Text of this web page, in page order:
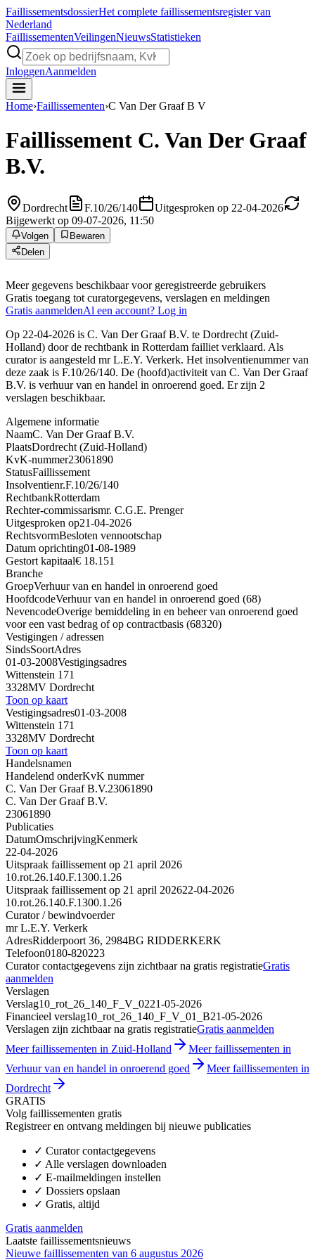
FaillissementsdossierHet complete faillissementsregister van
Nederland
FaillissementenVeilingenNieuwsStatistieken
InloggenAanmelden
Home›Faillissementen›C Van Der Graaf B V
Faillissement C. Van Der Graaf
B.V.
Dordrecht F.10/26/140
Uitgesproken op 22-04-2026
Bijgewerkt op 09-07-2026, 11:50
Volgen
Bewaren
Delen
Meer gegevens beschikbaar voor geregistreerde gebruikers
Gratis toegang tot curatorgegevens, verslagen en meldingen
Gratis aanmeldenAl een account? Log in
Op 22-04-2026 is C. Van Der Graaf B.V. te Dordrecht (Zuid-
Holland) door de rechtbank in Rotterdam failliet verklaard. Als
curator is aangesteld mr L.E.Y. Verkerk. Het insolventienummer van
deze zaak is F.10/26/140. De (hoofd)activiteit van C. Van Der Graaf
B.V. is verhuur van en handel in onroerend goed. Er zijn 2
verslagen beschikbaar.
Algemene informatie
NaamC. Van Der Graaf B.V.
PlaatsDordrecht (Zuid-Holland)
KvK-nummer23061890
StatusFaillissement
Insolventienr.F.10/26/140
RechtbankRotterdam
Rechter-commissarismr. C.G.E. Prenger
Uitgesproken op21-04-2026
RechtsvormBesloten vennootschap
Datum oprichting01-08-1989
Gestort kapitaal€ 18.151
Branche
GroepVerhuur van en handel in onroerend goed
HoofdcodeVerhuur van en handel in onroerend goed (68)
NevencodeOverige bemiddeling in en beheer van onroerend goed
voor een vast bedrag of op contractbasis (68320)
Vestigingen / adressen
SindsSoortAdres
01-03-2008Vestigingsadres
Wittenstein 171
3328MV Dordrecht
Toon op kaart
Vestigingsadres01-03-2008
Wittenstein 171
3328MV Dordrecht
Toon op kaart
Handelsnamen
Handelend onderKvK nummer
C. Van Der Graaf B.V.23061890
C. Van Der Graaf B.V.
23061890
Publicaties
DatumOmschrijvingKenmerk
22-04-2026
Uitspraak faillissement op 21 april 2026
10.rot.26.140.F.1300.1.26
Uitspraak faillissement op 21 april 202622-04-2026
10.rot.26.140.F.1300.1.26
Curator / bewindvoerder
mr L.E.Y. Verkerk
AdresRidderpoort 36, 2984BG RIDDERKERK
Telefoon0180-820223
Curator contactgegevens zijn zichtbaar na gratis registratieGratis
aanmelden
Verslagen
Verslag10_rot_26_140_F_V_0221-05-2026
Financieel verslag10_rot_26_140_F_V_01_B21-05-2026
Verslagen zijn zichtbaar na gratis registratieGratis aanmelden
Meer faillissementen in Zuid-Holland
Meer faillissementen in
Verhuur van en handel in onroerend goed
Meer faillissementen in
Dordrecht
GRATIS
Volg faillissementen gratis
Registreer en ontvang meldingen bij nieuwe publicaties
✓ Curator contactgegevens
✓ Alle verslagen downloaden
✓ E-mailmeldingen instellen
✓ Dossiers opslaan
✓ Gratis, altijd
Gratis aanmelden
Laatste faillissementsnieuws
Nieuwe faillissementen van 6 augustus 2026